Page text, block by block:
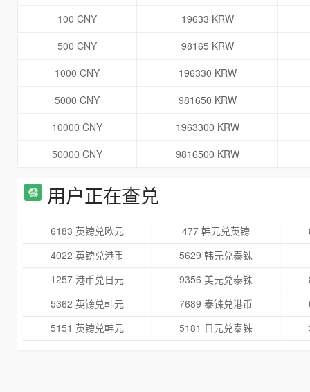
100 CNY
19633 KRW
500 CNY
98165 KRW
1000 CNY
196330 KRW
5000 CNY
981650 KRW
10000 CNY
1963300 KRW
50000 CNY
9816500 KRW
用户正在查兑
6183 英镑兑欧元 477 韩元兑英镑
4022 英镑兑港币
5629 韩元兑泰铢
1257 港币兑日元
9356 美元兑泰铢
5362 英镑兑韩元
7689 泰铢兑港币
5151 英镑兑韩元
5181 日元兑泰铢